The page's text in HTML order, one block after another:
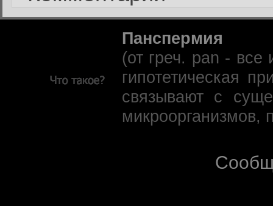
Панспермия
(от греч. pan -
гипотетическая
связывают с